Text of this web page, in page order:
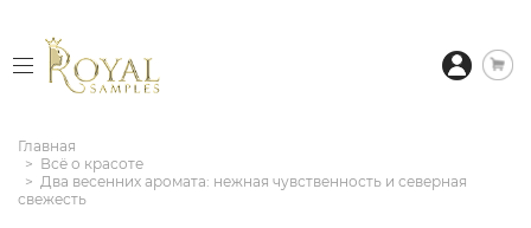
Главная
Всё о красоте
Два весенних аромата: нежная чувственность и северная
свежесть